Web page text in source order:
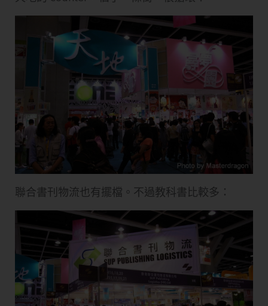
聯合書刊物流也有擺檔。不過教科書比較多：